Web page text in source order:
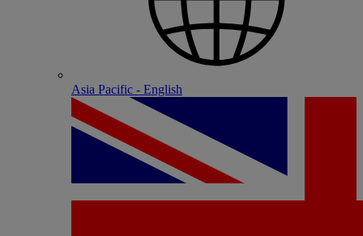
Asia Pacific - English